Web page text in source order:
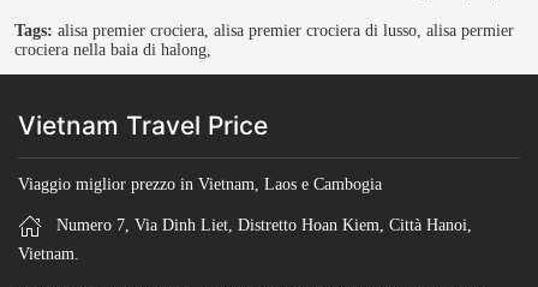
Tags: alisa premier crociera, alisa premier crociera di lusso, alisa permier
crociera nella baia di halong,
Vietnam Travel Price
Viaggio miglior prezzo in Vietnam, Laos e Cambogia
Numero 7, Via Dinh Liet, Distretto Hoan Kiem, Città Hanoi,
Vietnam.